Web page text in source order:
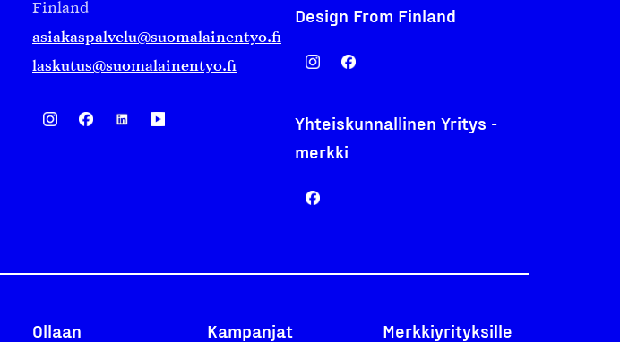
Finland
asiakaspalvelu@suomalainentyo.fi
laskutus@suomalainentyo.fi
Design From Finland
Yhteiskunnallinen Yritys -
merkki
Ollaan
Kampanjat Merkkiyrityksille